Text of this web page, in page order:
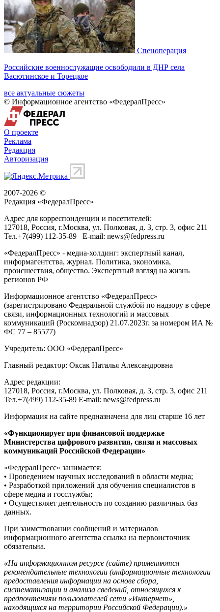
Спецоперация
Российские военнослужащие освободили в ДНР села
Васютинское и Торецкое
все актуальные сюжеты
© Информационное агентство «ФедералПресс»
О проекте
Реклама
Редакция
Авторизация
2007-2026 ©
Редакция «ФедералПресс»
Адрес для корреспонденции и посетителей:
127018, Россия, г.Москва, ул. Полковая, д. 3, стр. 3, офис 211
Тел.+7(499) 112-35-89 E-mail: news@fedpress.ru
«ФедералПресс» - медиа-холдинг: экспертный канал,
информагентства, журнал. Политика, экономика,
происшествия, общество. Экспертный взгляд на жизнь
регионов РФ
Информационное агентство «ФедералПресс»
(зарегистрировано Федеральной службой по надзору в сфере
связи, информационных технологий и массовых
коммуникаций (Роскомнадзор) 21.07.2023г. за номером ИА №
ФС 77 – 85577)
Учредитель: ООО «ФедералПресс»
Главный редактор: Оксак Наталья Александровна
Адрес редакции:
127018, Россия, г.Москва, ул. Полковая, д. 3, стр. 3, офис 211
Тел.+7(499) 112-35-89 E-mail: news@fedpress.ru
Информация на сайте предназначена для лиц старше 16 лет
«Функционирует при финансовой поддержке
Министерства цифрового развития, связи и массовых
коммуникаций Российской Федерации»
«ФедералПресс» занимается:
• Проведением научных исследований в области медиа;
• Разработкой приложений для обучения специалистов в
сфере медиа и госслужбы;
• Осуществляет деятельность по созданию различных баз
данных.
При заимствовании сообщений и материалов
информационного агентства ссылка на первоисточник
обязательна.
«На информационном ресурсе (сайте) применяются
рекомендательные технологии (информационные технологии
предоставления информации на основе сбора,
систематизации и анализа сведений, относящихся к
предпочтениям пользователей сети «Интернет»,
находящихся на территории Российской Федерации).»